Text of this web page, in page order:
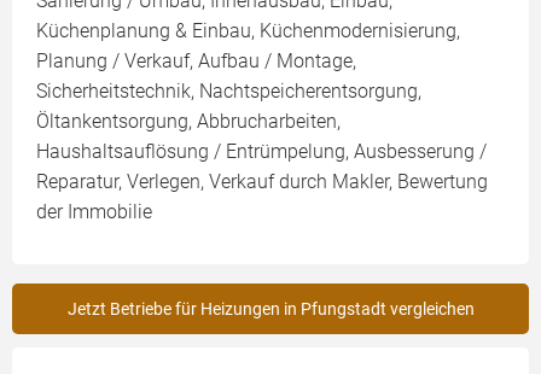
Küchenplanung & Einbau, Küchenmodernisierung,
Planung / Verkauf, Aufbau / Montage,
Sicherheitstechnik, Nachtspeicherentsorgung,
Öltankentsorgung, Abbrucharbeiten,
Haushaltsauflösung / Entrümpelung, Ausbesserung /
Reparatur, Verlegen, Verkauf durch Makler, Bewertung
der Immobilie
Jetzt Betriebe für Heizungen in Pfungstadt vergleichen